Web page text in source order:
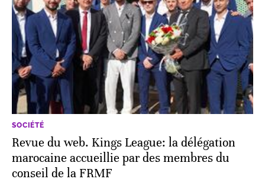
SOCIÉTÉ
Revue du web. Kings League: la délégation
marocaine accueillie par des membres du
conseil de la FRMF